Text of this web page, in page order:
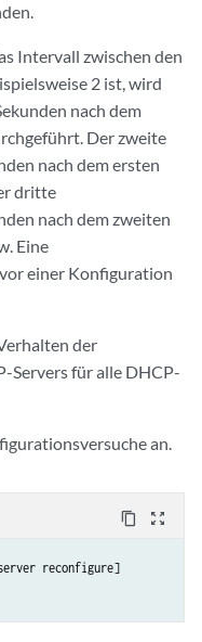
Intervall zwischen den
2 ist, wird
nach dem
Der zweite
nach dem ersten
dritte
nach dem zweiten
Eine
einer Konfiguration
der
Servers für alle DHCP-
an.
content_copy zoom_out_map
reconfigure]